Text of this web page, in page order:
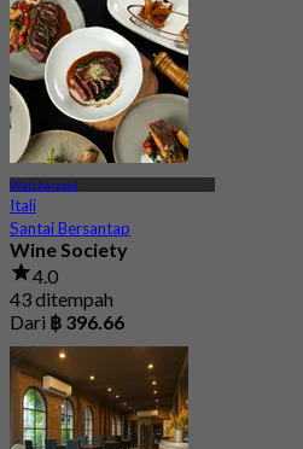
Watcharapol
Itali
Santai Bersantap
Wine Society
4.0
43 ditempah
Dari ฿ 396.66